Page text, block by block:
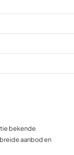
bekende
aanbod en